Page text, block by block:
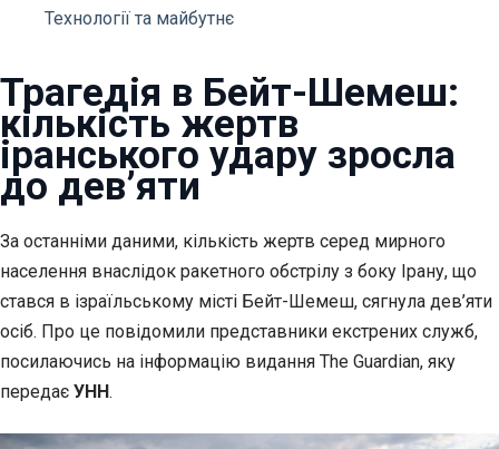
Технології та майбутнє
Трагедія в Бейт-Шемеш:
кількість жертв
іранського удару зросла
до дев’яти
За останніми даними, кількість жертв серед мирного
населення внаслідок ракетного обстрілу з боку Ірану, що
стався в ізраїльському місті Бейт-Шемеш, сягнула дев’яти
осіб. Про це повідомили представники екстрених служб,
посилаючись на інформацію видання The Guardian, яку
передає УНН.